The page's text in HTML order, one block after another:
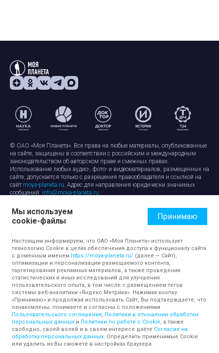
© ОАО «Моя Планета». Все права на любые материалы, опубликованные
на сайте, защищены в соответствии с российским и международным
законодательством об авторском праве и смежных правах.
Использование любых аудио-, фото- и видеоматериалов, размещенных на
сайте, допускается только с разрешения правообладателя и ссылкой на
сайт moya-planeta.ru. Адрес для направления юридически значимых
сообщений: info@moya-planeta.ru.
Правила сайтаРабота с cookie-файлами
Защита персональных данных
Обработка персональных данных
Мы используем
cookie-файлы
Принимаю
Настоящим информируем, что ОАО «Моя Планета» использует
технологию Cookie в целях обеспечения доступа к функционалу сайта
с доменным именем https://moya-planeta.ru/ (далее — Сайт),
оптимизации и персонализации размещаемого контента,
таргетирования рекламных материалов, а также проведения
статистических и иных исследований для улучшения
пользовательского опыта, в том числе с размещением тегов
системы веб-аналитики «Яндекс Метрика». Нажимая кнопку
«Принимаю» и продолжая использовать Сайт, Вы подтверждаете, что
ознакомлены, понимаете и согласны с положениями
Пользовательского соглашения, Политики в отношении обработки
персональных данных и Политики по работе с Cookie, а также
свободно, своей волей и в своем интересе даёте Согласие на
обработку персональных данных. Определить применимые Cookie
или удалить их Вы сможете в настройках браузера.